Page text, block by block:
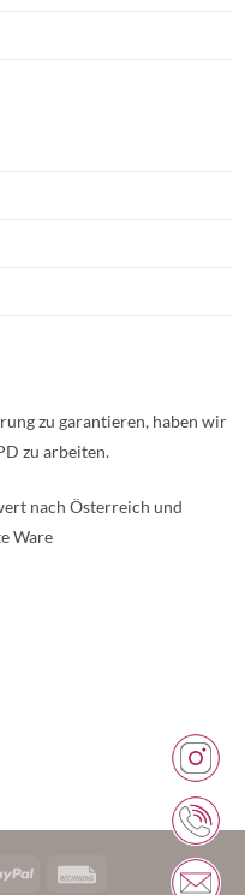
zu garantieren, haben wir
zu arbeiten.
nach Österreich und
Ware
Inhalt.
PayPal